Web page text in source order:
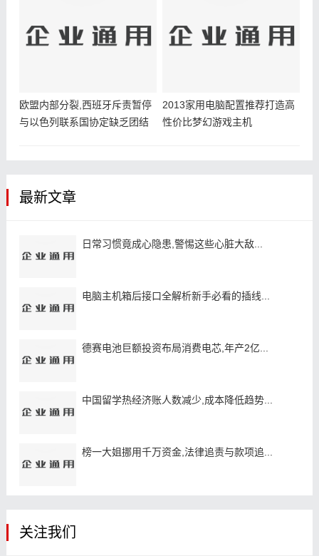
欧盟内部分裂,西班牙斥责暂停
与以色列联系国协定缺乏团结
2013家用电脑配置推荐打造高
性价比梦幻游戏主机
最新文章
日常习惯竟成心隐患,警惕这些心脏大敌...
电脑主机箱后接口全解析新手必看的插线...
德赛电池巨额投资布局消费电芯,年产2亿...
中国留学热经济账人数减少,成本降低趋势...
榜一大姐挪用千万资金,法律追责与款项追...
关注我们